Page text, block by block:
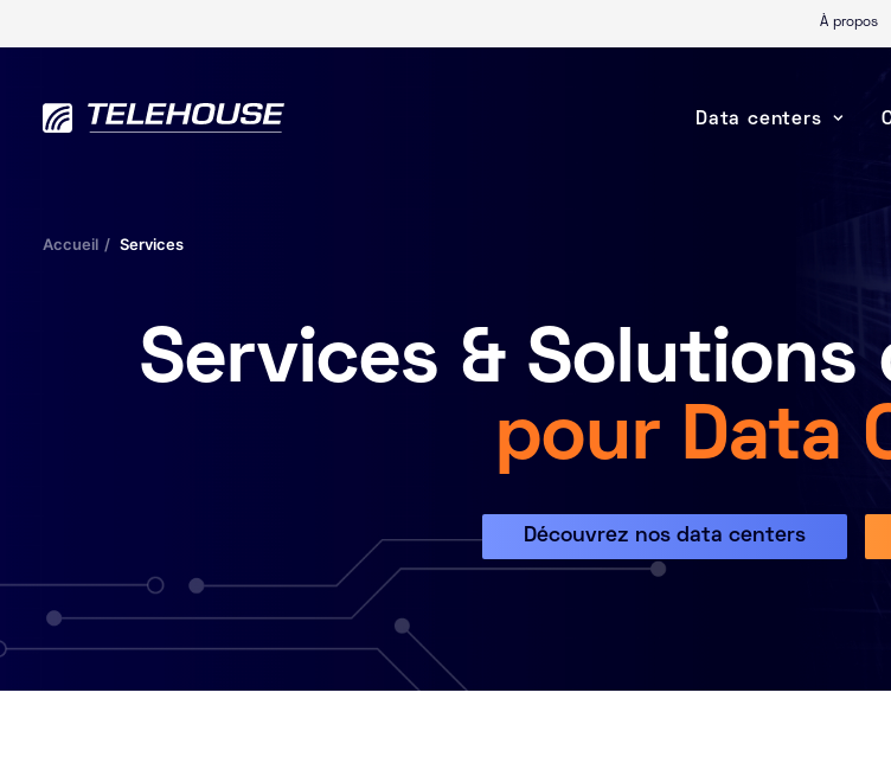
À propos
Data centers
Accueil Services
Services &
pour Data
Découvrez nos data centers